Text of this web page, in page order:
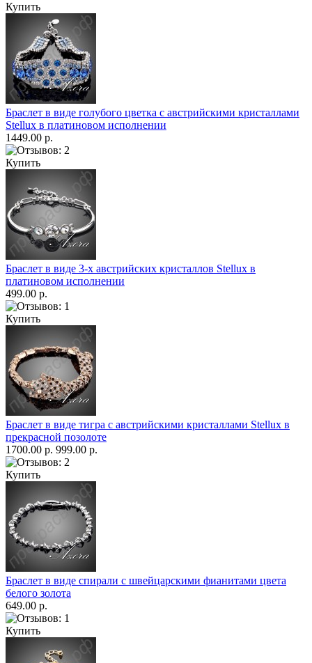
Купить
Браслет в виде голубого цветка с австрийскими кристаллами
Stellux в платиновом исполнении
1449.00 р.
Купить
Браслет в виде 3-х австрийских кристаллов Stellux в
платиновом исполнении
499.00 р.
Купить
Браслет в виде тигра с австрийскими кристаллами Stellux в
прекрасной позолоте
1700.00 р. 999.00 р.
Купить
Браслет в виде спирали с швейцарскими фианитами цвета
белого золота
649.00 р.
Купить